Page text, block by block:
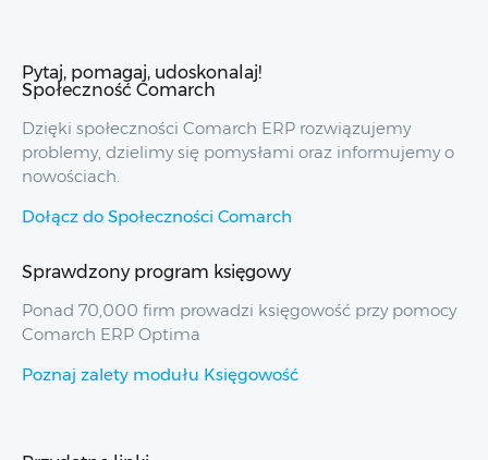
Pytaj, pomagaj, udoskonalaj!
Społeczność Comarch
Dzięki społeczności Comarch ERP rozwiązujemy
problemy, dzielimy się pomysłami oraz informujemy o
nowościach.
Dołącz do Społeczności Comarch
Sprawdzony program księgowy
Ponad 70,000 firm prowadzi księgowość przy pomocy
Comarch ERP Optima
Poznaj zalety modułu Księgowość